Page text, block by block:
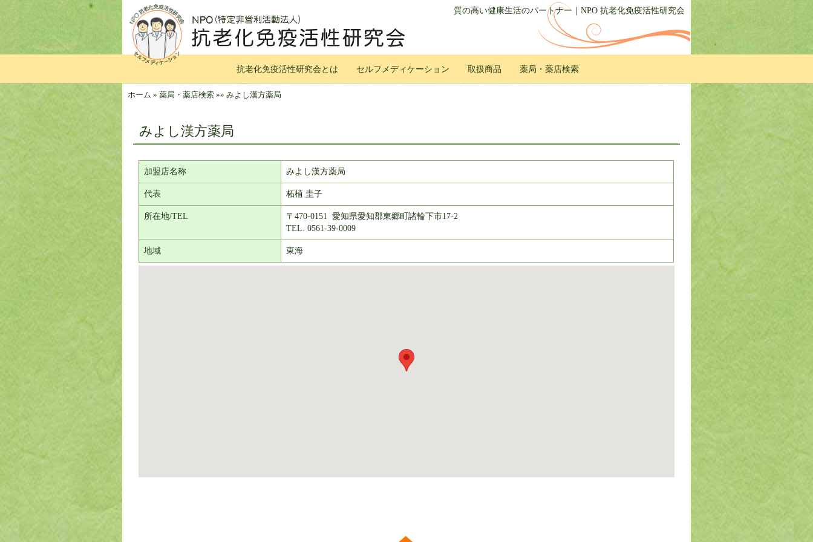
質の高い健康生活のパートナー｜NPO 抗老化免疫活性研究会
抗老化免疫活性研究会とは セルフメディケーション 取扱商品 薬局・薬店検索
ホーム » 薬局・薬店検索 »» みよし漢方薬局
みよし漢方薬局
加盟店名称 みよし漢方薬局
代表 柘植 圭子
所在地/TEL
〒470-0151 愛知県愛知郡東郷町諸輪下市17-2
TEL. 0561-39-0009
地域 東海